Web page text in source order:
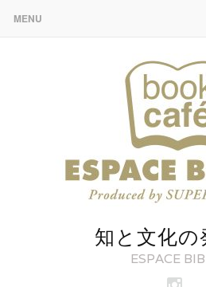
MENU
知と文化の
ESPACE